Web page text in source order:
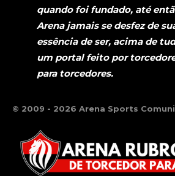
quando foi fundado, até
Arena jamais se desfez de
essência de ser, acima de
um portal feito por
para torcedores.
© 2009 - 2026 Arena Sports